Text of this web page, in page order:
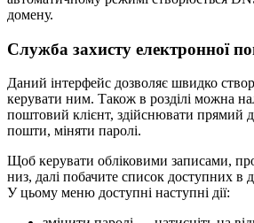
домену.
Служба захисту електронної
Даний інтерфейс дозволяє швидко
керувати ним. Також в розділі можна
поштовий клієнт, здійснювати прямий
пошти, міняти паролі.
Щоб керувати обліковими записами,
низ, далі побачите список доступних в
У цьому меню доступні наступні дії: